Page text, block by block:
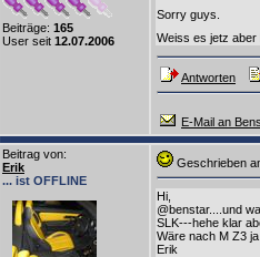
Beiträge: 165
User seit 12.07.2006
Sorry guys.
Weiss es jetz aber
Antworten
E-Mail an
Beitrag von:
Erik
... ist OFFLINE
Geschrieben
Hi,
@benstar....und
SLK---hehe klar
Wäre nach M Z3
Erik